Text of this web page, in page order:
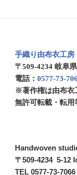
手織り由布衣工房
〒509-4234 岐阜
電話： 0577-73-
※著作権は由布衣
無許可転載・転用
Handwoven
〒509-4234 5-12
TEL 0577-73-7066